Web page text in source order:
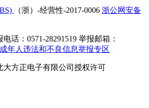
（浙）-经营性-2017-0006 浙公网安备
话：0571-28291519 举报邮箱：
年人违法和不良信息举报专区
大方正电子有限公司授权许可